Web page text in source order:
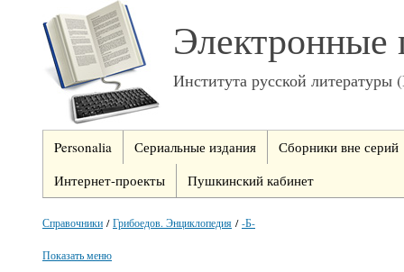
Электронные
Института русской
Personalia Сериальные издания
Сборники вне серий
Интернет-проекты
Пушкинский кабинет
Справочники /Грибоедов. Энциклопедия /-Б-
Показать меню